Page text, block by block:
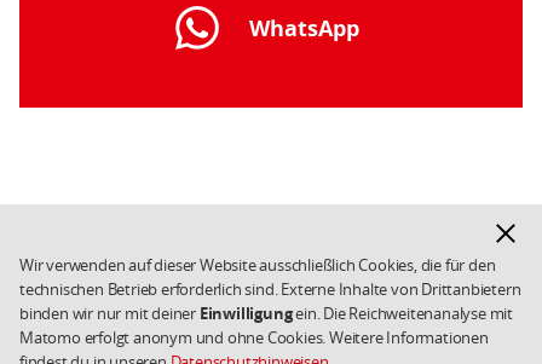
Wir verwenden auf dieser Website ausschließlich Cookies, die für den
technischen Betrieb erforderlich sind. Externe Inhalte von Drittanbietern
binden wir nur mit deiner Einwilligungein. Die Reichweitenanalyse mit
Matomo erfolgt anonym und ohne Cookies. Weitere Informationen
WhatsApp
in
den
sozialen
Netzwerken
Weiterführende
Links/Kleingedrucktes
Datenschutz
Impressum
SPD.de
Cookies
Copyright 2026 SPD